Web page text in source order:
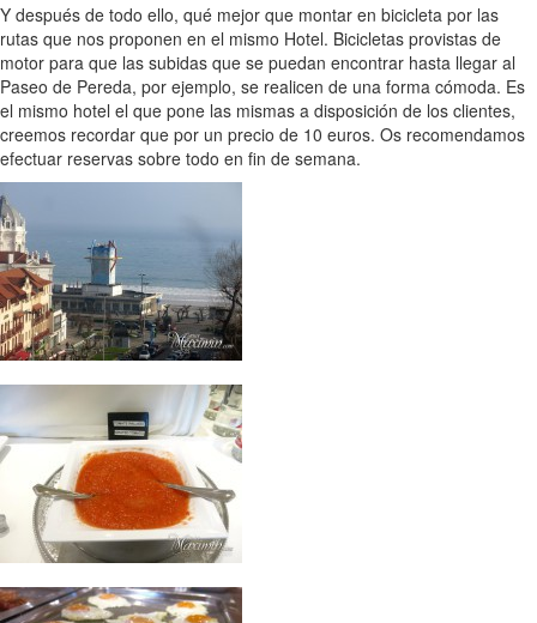
Y después de todo ello, qué mejor que montar en bicicleta por las
rutas que nos proponen en el mismo Hotel. Bicicletas provistas de
motor para que las subidas que se puedan encontrar hasta llegar al
Paseo de Pereda, por ejemplo, se realicen de una forma cómoda. Es
el mismo hotel el que pone las mismas a disposición de los clientes,
creemos recordar que por un precio de 10 euros. Os recomendamos
efectuar reservas sobre todo en fin de semana.